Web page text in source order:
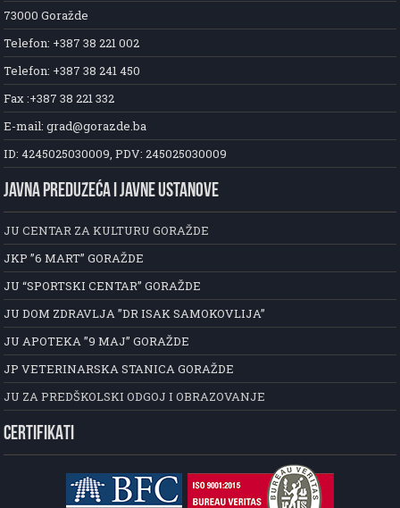
73000 Goražde
Telefon: +387 38 221 002
Telefon: +387 38 241 450
Fax :+387 38 221 332
E-mail: grad@gorazde.ba
ID: 4245025030009, PDV: 245025030009
JAVNA PREDUZEĆA I JAVNE USTANOVE
JU CENTAR ZA KULTURU GORAŽDE
JKP ”6 MART” GORAŽDE
JU “SPORTSKI CENTAR” GORAŽDE
JU DOM ZDRAVLJA ”DR ISAK SAMOKOVLIJA”
JU APOTEKA ”9 MAJ” GORAŽDE
JP VETERINARSKA STANICA GORAŽDE
JU ZA PREDŠKOLSKI ODGOJ I OBRAZOVANJE
CERTIFIKATI